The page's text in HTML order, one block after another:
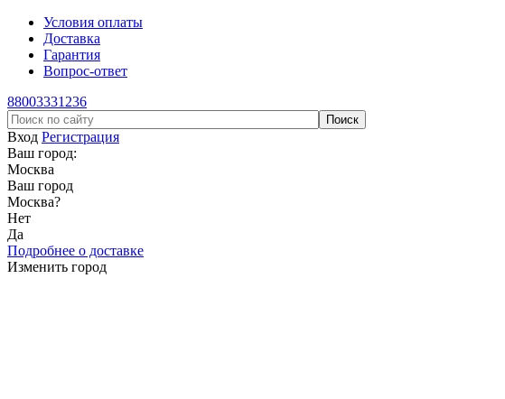
Условия оплаты
Доставка
Гарантия
Вопрос-ответ
88003331236
Вход Регистрация
Ваш город:
Москва
Ваш город
Москва?
Нет
Да
Подробнее о доставке
Изменить город